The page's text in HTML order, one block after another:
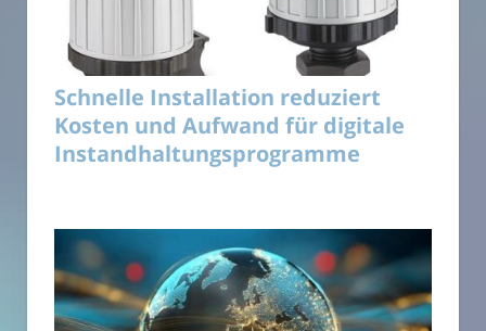
Schnelle Installation reduziert
Kosten und Aufwand für digitale
Instandhaltungsprogramme